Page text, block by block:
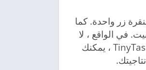
زر واحدة. كما
في الواقع ، لا
يتطلب الأمر حتى الترميز أو البرمجة النصية لتحسين العمليات. مع تنزيل TinyTask ، يمكنك